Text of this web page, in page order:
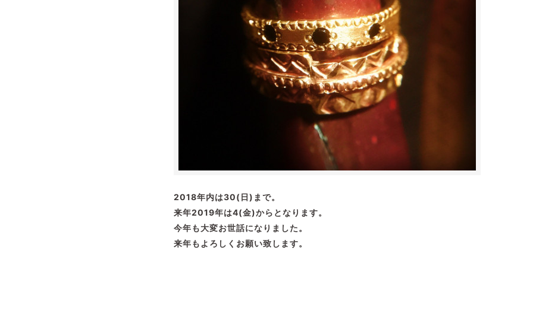
2018年内は30(日)まで。
来年2019年は4(金)からとなります。
今年も大変お世話になりました。
来年もよろしくお願い致します。